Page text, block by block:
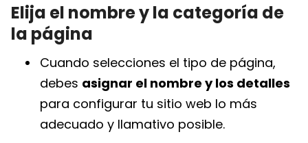
Elija el nombre y la categoría de
la página
Cuando selecciones el tipo de página,
debes asignar el nombre y los detalles
para configurar tu sitio web lo más
adecuado y llamativo posible.